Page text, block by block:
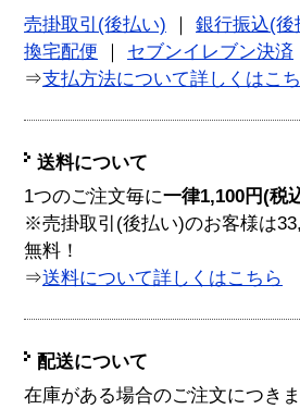
売掛取引(後払い)
銀行振込(後
換宅配便
セブンイレブン決済
⇒支払方法について詳しくはこ
送料について
1つのご注文毎に一律1,100円(税
※売掛取引(後払い)のお客様は
無料！
⇒送料について詳しくはこちら
配送について
在庫がある場合のご注文につき